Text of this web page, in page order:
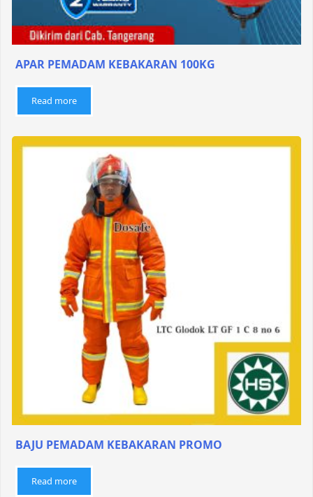
APAR PEMADAM KEBAKARAN 100KG
Read more
BAJU PEMADAM KEBAKARAN PROMO
Read more